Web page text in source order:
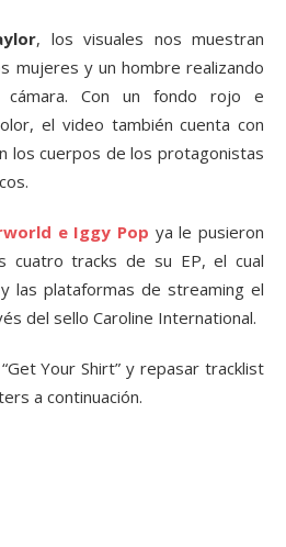
, los visuales nos muestran
mujeres y un hombre realizando
cámara. Con un fondo rojo e
el video también cuenta con
los cuerpos de los protagonistas
e Iggy Pop ya le pusieron
cuatro tracks de su EP, el cual
las plataformas de streaming el
del sello Caroline International.
Your Shirt” y repasar tracklist
a continuación.